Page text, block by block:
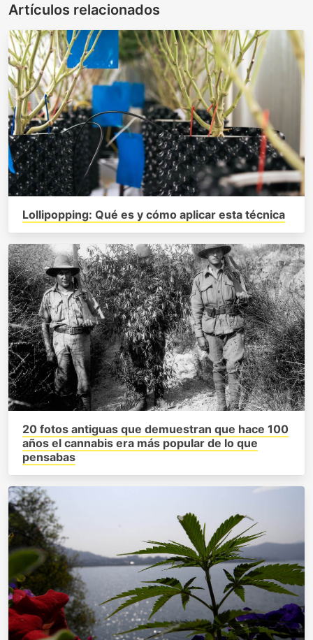
Artículos relacionados
Lollipopping: Qué es y cómo aplicar esta técnica
20 fotos antiguas que demuestran que hace 100
años el cannabis era más popular de lo que
pensabas